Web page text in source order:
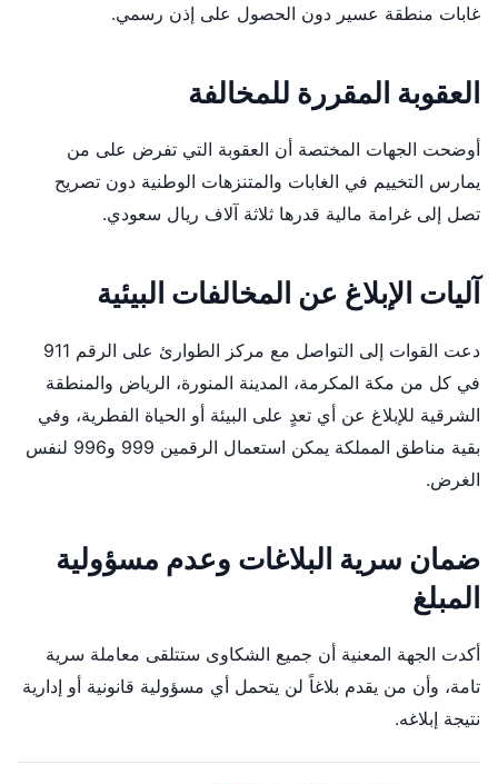
غابات منطقة عسير دون الحصول على إذن رسمي.
العقوبة المقررة للمخالفة
أوضحت الجهات المختصة أن العقوبة التي تفرض على من
يمارس التخييم في الغابات والمتنزهات الوطنية دون تصريح
تصل إلى غرامة مالية قدرها ثلاثة آلاف ريال سعودي.
آليات الإبلاغ عن المخالفات البيئية
دعت القوات إلى التواصل مع مركز الطوارئ على الرقم 911
في كل من مكة المكرمة، المدينة المنورة، الرياض والمنطقة
الشرقية للإبلاغ عن أي تعدٍ على البيئة أو الحياة الفطرية، وفي
بقية مناطق المملكة يمكن استعمال الرقمين 999 و996 لنفس
الغرض.
ضمان سرية البلاغات وعدم مسؤولية
المبلغ
أكدت الجهة المعنية أن جميع الشكاوى ستتلقى معاملة سرية
تامة، وأن من يقدم بلاغاً لن يتحمل أي مسؤولية قانونية أو إدارية
نتيجة إبلاغه.